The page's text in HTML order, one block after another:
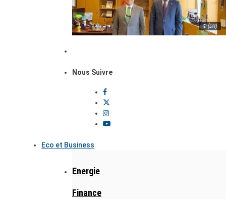
© (DR)
Nous Suivre
Eco et Business
Energie
Finance